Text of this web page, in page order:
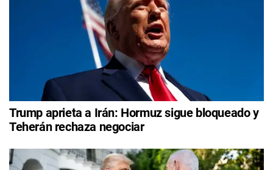
Trump aprieta a Irán: Hormuz sigue bloqueado y
Teherán rechaza negociar